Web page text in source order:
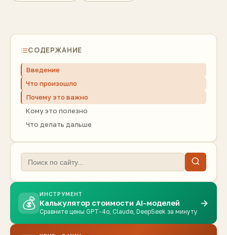
СОДЕРЖАНИЕ
Введение
Что произошло
Почему это важно
Кому это полезно
Что делать дальше
💰
ИНСТРУМЕНТ
Калькулятор стоимости AI-моделей
Сравните цены GPT-4o, Claude, DeepSeek за минуту
→